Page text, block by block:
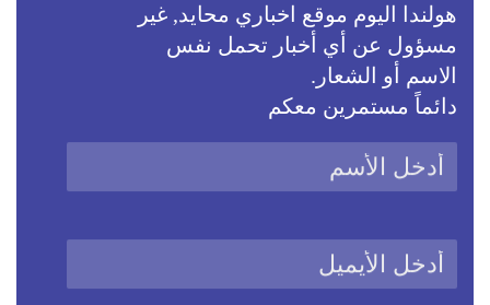
هولندا اليوم موقع اخباري محايد, غير
مسؤول عن أي أخبار تحمل نفس
الاسم أو الشعار.
دائماً مستمرين معكم